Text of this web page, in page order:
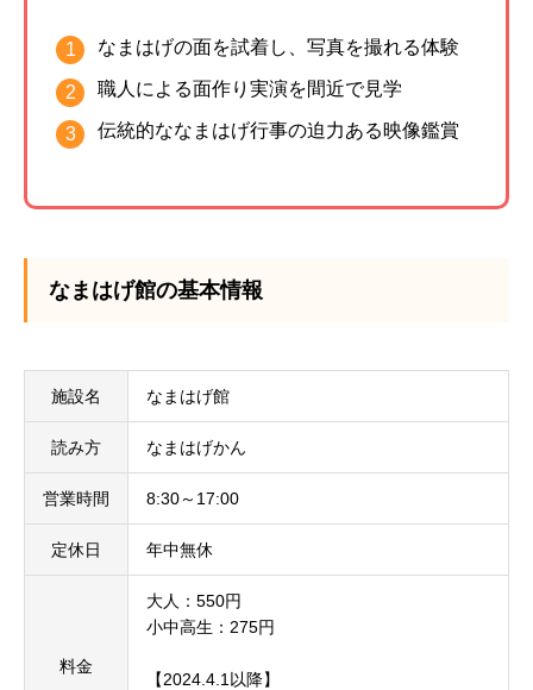
なまはげの面を試着し、写真を撮れる体験
職人による面作り実演を間近で見学
伝統的ななまはげ行事の迫力ある映像鑑賞
なまはげ館の基本情報
施設名 なまはげ館
読み方 なまはげかん
営業時間 8:30～17:00
定休日 年中無休
料金
大人：550円
小中高生：275円
【2024.4.1以降】